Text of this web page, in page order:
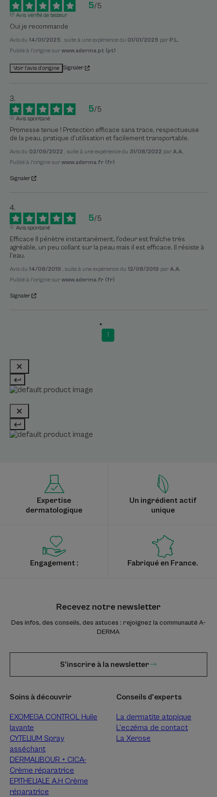
5/5
Avis vérifié de testeur
Oui je recommande
Avis du 14/01/2025 , suite à une expérience du 01/01/2025 par P.L.
Publié à l'origine sur www.aderma.pt (pt)
Voir l’avis d’origine Signaler
5/5
Avis spontané
Promesse tenue ! Protection efficace sans trace, respectueuse
de la peau, pratique d'utilisation et facilement transportable.
Avis du 02/09/2022 , suite à une expérience du 31/08/2022 par A.A.
Publié à l'origine sur www.aderma.fr (fr)
Signaler
5/5
Avis spontané
Efficace Il pénètre instantanément, l'odeur est fraîche très
agréable, un peu collant sur la peau mais il est efficace. Il résiste à
l'eau.
Avis du 14/08/2019 , suite à une expérience du 12/08/2019 par A.A.
Publié à l'origine sur www.aderma.fr (fr)
Signaler
1
Expertise
dermatologique
Un ingrédient actif
unique
Engagement : Fabriqué en France.
Recevez notre newsletter
Des infos, des conseils, des astuces : rejoignez la communauté A-
DERMA
S'inscrire à la newsletter
Soins à découvrir
EXOMEGA CONTROL Huile
lavante
CYTELIUM Spray
asséchant
DERMALIBOUR + CICA-
Crème réparatrice
EPITHELIALE A.H Crème
réparatrice
Conseils d'experts
La dermatite atopique
L’eczéma de contact
La Xerose